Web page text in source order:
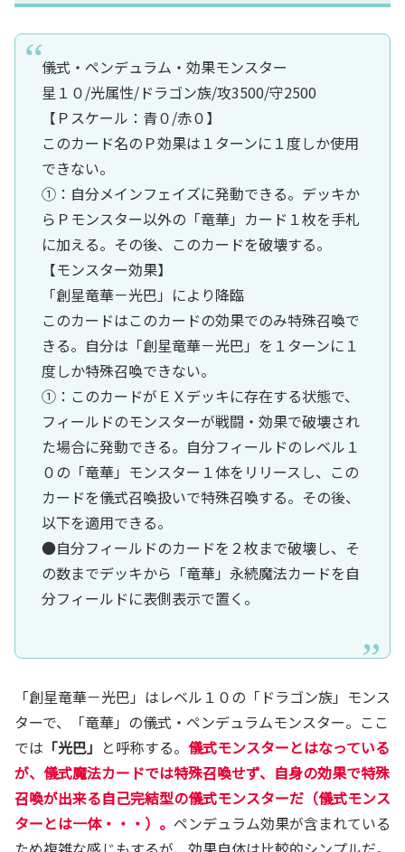
儀式・ペンデュラム・効果モンスター
星１０/光属性/ドラゴン族/攻3500/守2500
【Ｐスケール：青０/赤０】
このカード名のＰ効果は１ターンに１度しか使用
できない。
①：自分メインフェイズに発動できる。デッキか
らＰモンスター以外の「竜華」カード１枚を手札
に加える。その後、このカードを破壊する。
【モンスター効果】
「創星竜華－光巴」により降臨
このカードはこのカードの効果でのみ特殊召喚で
きる。自分は「創星竜華－光巴」を１ターンに１
度しか特殊召喚できない。
①：このカードがＥＸデッキに存在する状態で、
フィールドのモンスターが戦闘・効果で破壊され
た場合に発動できる。自分フィールドのレベル１
０の「竜華」モンスター１体をリリースし、この
カードを儀式召喚扱いで特殊召喚する。その後、
以下を適用できる。
●自分フィールドのカードを２枚まで破壊し、そ
の数までデッキから「竜華」永続魔法カードを自
分フィールドに表側表示で置く。
「創星竜華－光巴」はレベル１０の「ドラゴン族」モンス
ターで、「竜華」の儀式・ペンデュラムモンスター。ここ
では 「光巴」 と呼称する。 儀式モンスターとはなっている
が、儀式魔法カードでは特殊召喚せず、自身の効果で特殊
召喚が出来る自己完結型の儀式モンスターだ（儀式モンス
ターとは一体・・・）。 ペンデュラム効果が含まれている